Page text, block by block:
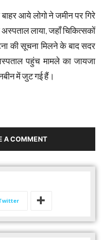
आये लोगो ने जमीन पर गिरे
लाया, जहाँ चिकित्सकों
की सूचना मिलने के बाद सदर
पहुंच मामले का जायजा
में जुट गई हैं।
A COMMENT